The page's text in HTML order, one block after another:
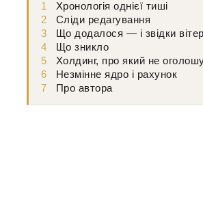
1
Хронологія однієї тиші
2
Сліди редагування
3
Що додалося — і звідки вітер
4
Що зникло
5
Холдинг, про який не
6
Незмінне ядро і рахунок
7
Про автора